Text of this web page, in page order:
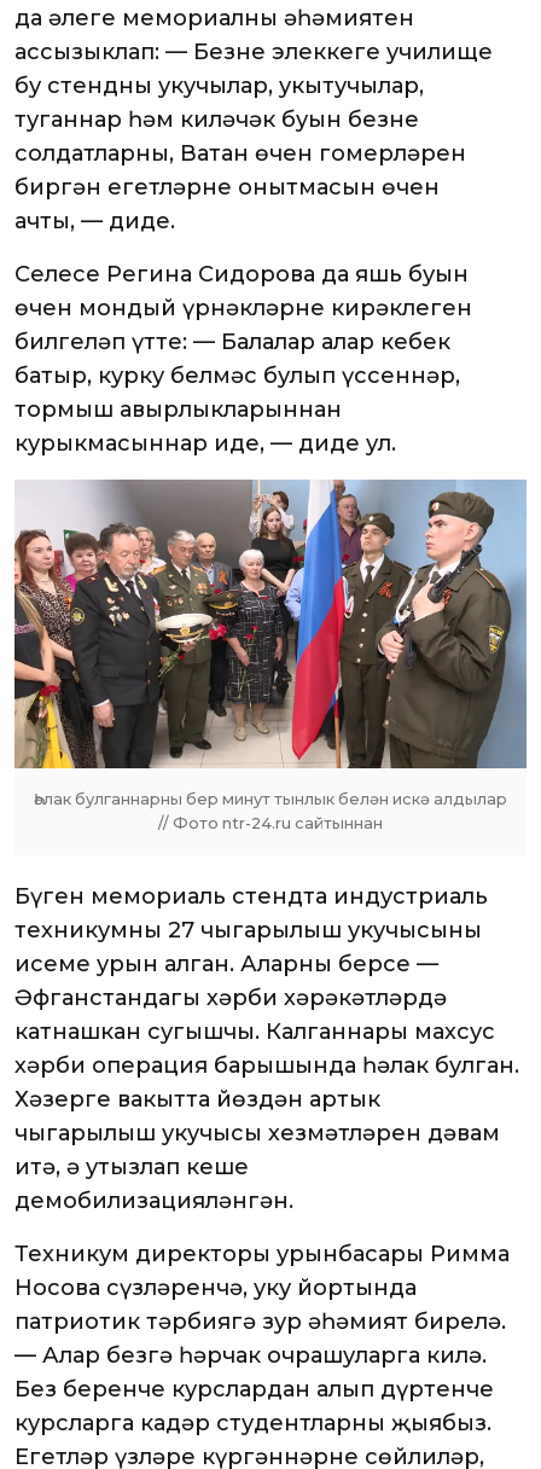
да әлеге мемориалның әһәмиятен
ассызыклап: — Безнең элеккеге училище
бу стендны укучылар, укытучылар,
туганнар һәм киләчәк буын безнең
солдатларны, Ватан өчен гомерләрен
биргән егетләрне онытмасын өчен
ачты, — диде.
Сеңлесе Регина Сидорова да яшь буын
өчен мондый үрнәкләрнең кирәклеген
билгеләп үтте: — Балалар алар кебек
батыр, курку белмәс булып үссеннәр,
тормыш авырлыкларыннан
курыкмасыннар иде, — диде ул.
Һәлак булганнарны бер минут тынлык белән искә алдылар
// Фото ntr-24.ru сайтыннан
Бүген мемориаль стендта индустриаль
техникумның 27 чыгарылыш укучысының
исеме урын алган. Аларның берсе —
Әфганстандагы хәрби хәрәкәтләрдә
катнашкан сугышчы. Калганнары махсус
хәрби операция барышында һәлак булган.
Хәзерге вакытта йөздән артык
чыгарылыш укучысы хезмәтләрен дәвам
итә, ә утызлап кеше
демобилизацияләнгән.
Техникум директоры урынбасары Римма
Носова сүзләренчә, уку йортында
патриотик тәрбиягә зур әһәмият бирелә.
— Алар безгә һәрчак очрашуларга килә.
Без беренче курслардан алып дүртенче
курсларга кадәр студентларны җыябыз.
Егетләр үзләре күргәннәрне сөйлиләр,